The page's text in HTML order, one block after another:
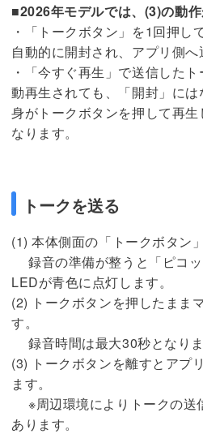
■2026年モデルでは、(3)の動作
・「トークボタン」を1回押し
自動的に開封され、アプリ側へ
・「今すぐ再生」で送信した
動再生されても、「開封」に
身がトークボタンを押して再
なります。
トークを送る
(1) 本体側面の「トークボタン
録音の準備が整うと「ピコ
LEDが青色に点灯します。
(2) トークボタンを押したまま
す。
録音時間は最大30秒となりま
(3) トークボタンを離すとアプ
ます。
※周辺環境によりトークの送
あります。